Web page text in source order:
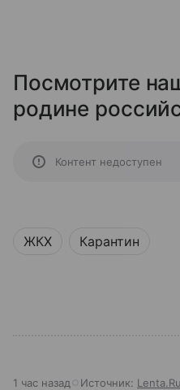
Посмотрите
родине
Контент недоступен
ЖКХ Карантин
1 час назад Источник: Lenta.Ru